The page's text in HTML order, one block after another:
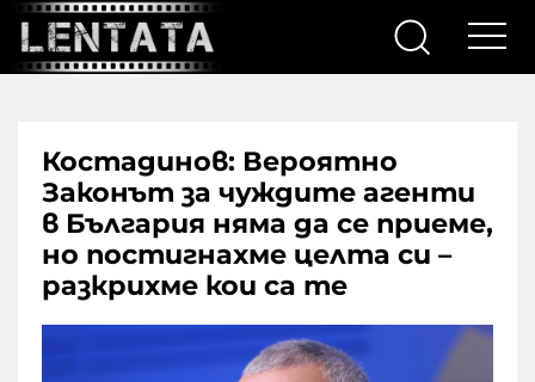
Костадинов: Вероятно
Законът за чуждите агенти
в България няма да се приеме,
но постигнахме целта си –
разкрихме кои са те